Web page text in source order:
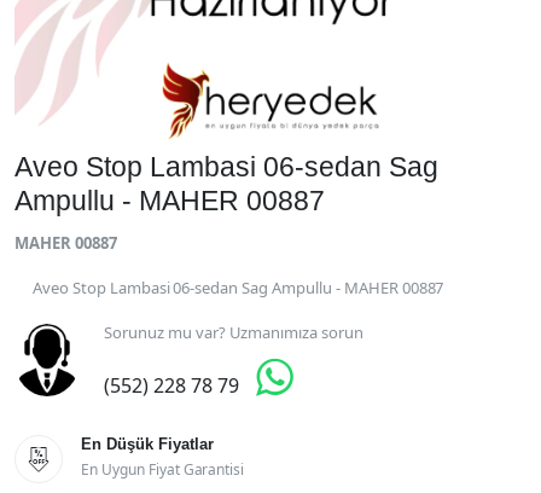
Aveo Stop Lambasi 06-sedan Sag
Ampullu - MAHER 00887
MAHER 00887
Aveo Stop Lambasi 06-sedan Sag Ampullu - MAHER 00887
Sorunuz mu var? Uzmanımıza sorun
(552) 228 78 79 

En Düşük Fiyatlar
En Uygun Fiyat Garantisi